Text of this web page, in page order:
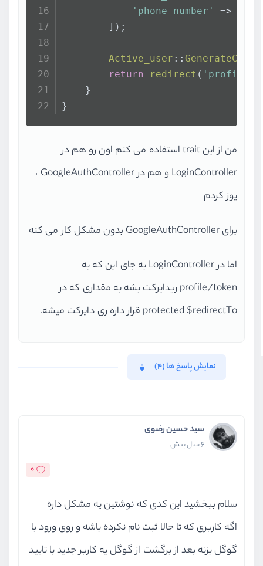
'phone_number'
=>
        ]);
Active_user :: GenerateCode
return
redirect ( 'profile/
    }
}
من از این trait استفاده می کنم اون رو هم در
LoginController و هم در GoogleAuthController ،
یوز کردم
برای GoogleAuthController بدون مشکل کار می کنه
اما در LoginController به جای این که به
profile/token ریدایرکت بشه به مقداری که در
protected $redirectTo قرار داره ری دایرکت میشه.
نمایش پاسخ ها (4)
سید حسین رضوی
6 سال پیش
0
سلام ببخشید این کدی که نوشتین یه مشکل داره
اگه کاربری که تا حالا ثبت نام نکرده باشه و روی ورود با
گوگل بزنه بعد از برگشت از گوگل یه کاربر جدید با تایید